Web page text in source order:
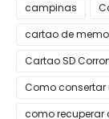
campinas
cartao de
Cartao SD
Como consertar
como recuperar